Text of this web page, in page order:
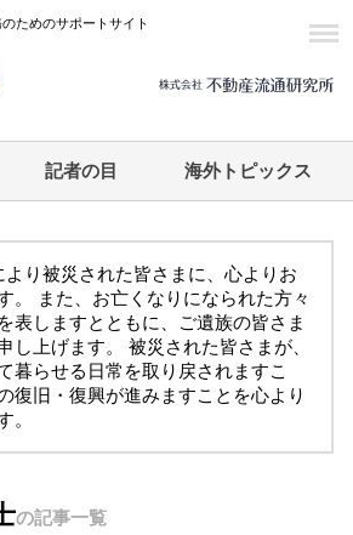
ためのサポートサイト
記者の目 海外トピックス
り被災された皆さまに、心よりお
。 また、お亡くなりになられた方々
表しますとともに、ご遺族の皆さま
し上げます。 被災された皆さまが、
暮らせる日常を取り戻されますこ
復旧・復興が進みますことを心より
。
の記事一覧